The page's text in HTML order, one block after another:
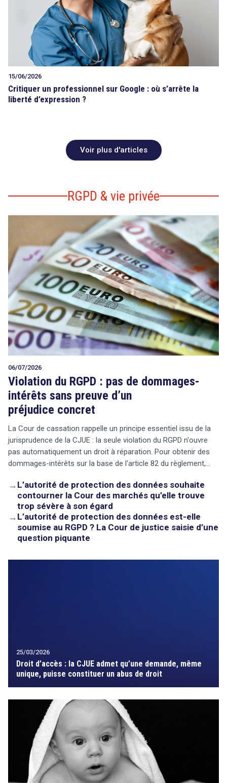
15/06/2026
Critiquer un professionnel sur Google : où s’arrête la
liberté d’expression ?
Voir plus d'articles
RGPD & vie privée
06/07/2026
Violation du RGPD : pas de dommages-
intérêts sans preuve d’un
préjudice concret
La Cour de cassation rappelle un principe essentiel issu de la
jurisprudence de la CJUE : la seule violation du RGPD n'ouvre
pas automatiquement un droit à réparation. Pour obtenir des
dommages-intérêts sur la base de l'article 82 du règlement,…
→ L’autorité de protection des données souhaite
contourner la Cour des marchés qu’elle trouve
trop sévère à son égard
→ L’autorité de protection des données est-elle
soumise au RGPD ? La Cour de justice saisie d’une
question piquante
25/03/2026
Droit d’accès : la CJUE admet qu’une demande, même
unique, puisse constituer un abus de droit